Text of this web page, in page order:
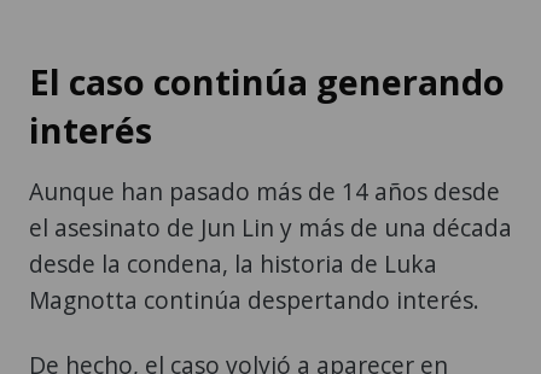
El caso continúa generando
interés
Aunque han pasado más de 14 años desde
el asesinato de Jun Lin y más de una década
desde la condena, la historia de Luka
Magnotta continúa despertando interés.
De hecho, el caso volvió a aparecer en